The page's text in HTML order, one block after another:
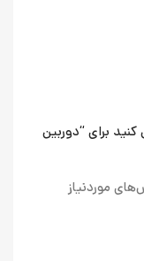
برای “دوربین
موردنیاز